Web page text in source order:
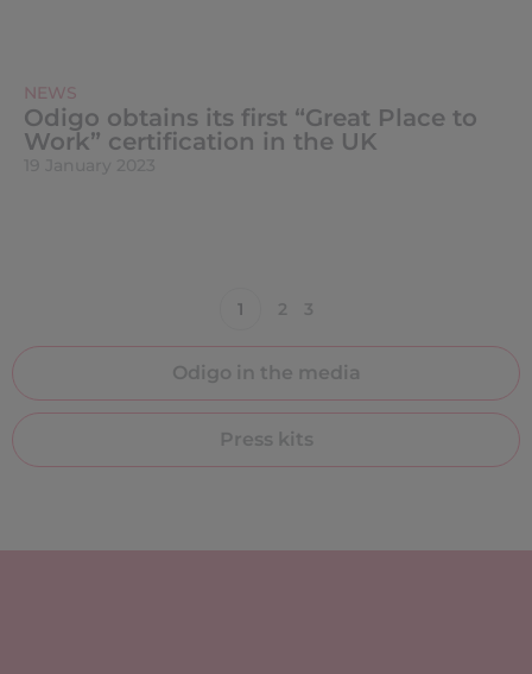
Odigo in the media
Press kits
NEWS
Odigo obtains its first “Great Place to
Work” certification in the UK
1 2 3